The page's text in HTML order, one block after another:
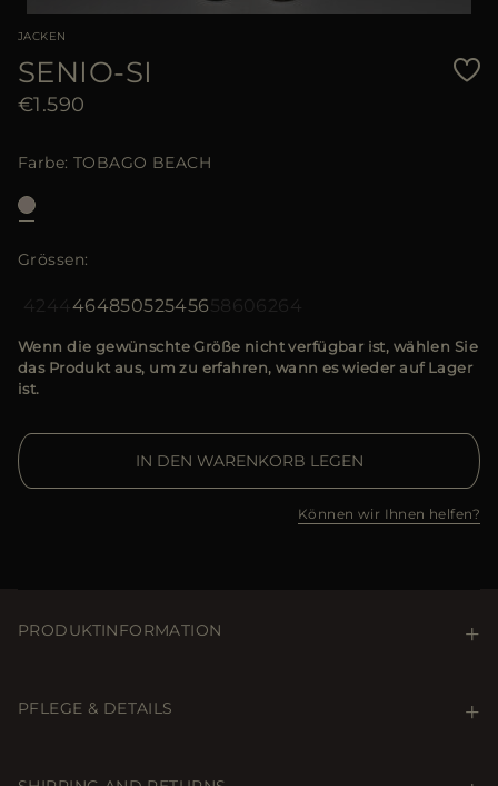
JACKEN
SENIO-SI
€1.590
Farbe TOBAGO BEACH
Grössen
4244464850525456 58 60 6264
Wenn die gewünschte Größe nicht verfügbar ist, wählen Sie
das Produkt aus, um zu erfahren, wann es wieder auf Lager
ist.
IN DEN WARENKORB LEGEN
Können wir Ihnen helfen?
PRODUKTINFORMATION
Daunenfüllung. Hergestellt aus einem Seidenstoff, der
PFLEGE & DETAILS
Nicht waschen. Nicht bleichen. Bei maximal 110 °C